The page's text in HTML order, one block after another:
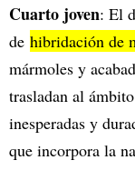
Cuarto joven: El
de hibridación de
mármoles y
trasladan al
inesperadas y
que incorpora la